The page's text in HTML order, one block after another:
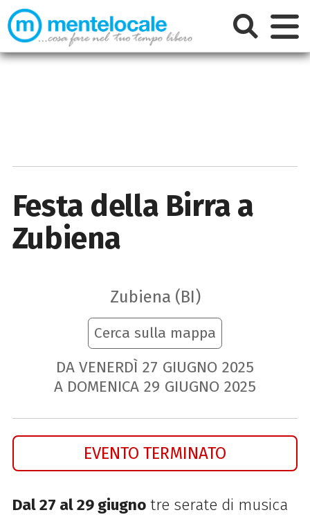
Festa della Birra a
Zubiena
Zubiena (BI)
Cerca sulla mappa
DA VENERDÌ 27 GIUGNO 2025
A DOMENICA 29 GIUGNO 2025
EVENTO TERMINATO
Dal 27 al 29 giugnotre serate di musica